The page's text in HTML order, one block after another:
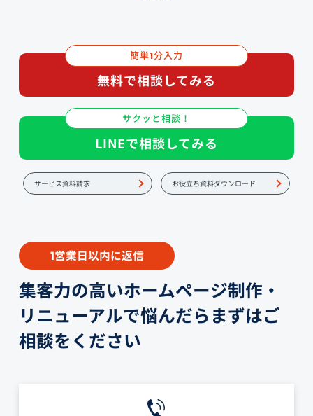
簡単1分入力
無料で相談してみる
サクッと相談！
LINEで相談してみる
サービス資料請求 お役立ち資料ダウンロード
1営業日以内に返信
集客力の高いホームページ制作・
リニューアルで悩んだらまずはご
相談をください